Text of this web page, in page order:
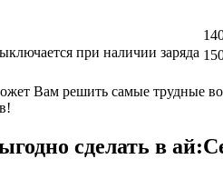
при наличии заряда
Вам решить самые трудные
сделать в